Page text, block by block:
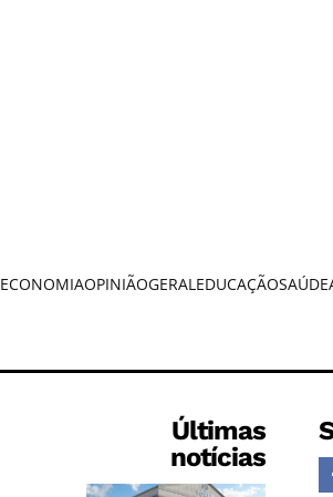
ECONOMIAOPINIÃOGERALEDUCAÇÃOSAÚDE
Últimas
notícias